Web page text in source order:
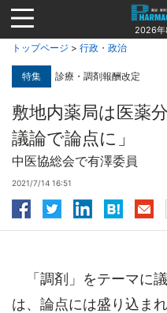
Jump
to
navigation
2026年
トップページ > 行政・政治
特集 診療・調剤報酬改定
敷地内薬局は医薬
議論で論点に」
中医協総会で有澤委員
2021/7/14 16:51
「調剤」をテーマに
は、論点には盛り込ま